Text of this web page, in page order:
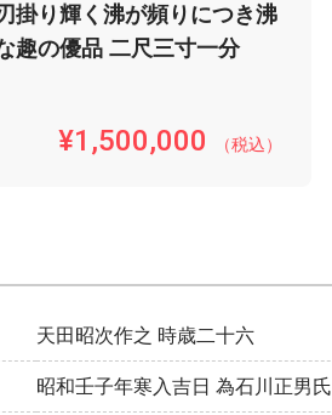
掛り輝く沸が頻りにつき沸
趣の優品 二尺三寸一分
¥1,500,000 （税込）
天田昭次作之 時歳二十六
昭和壬子年寒入吉日 為石川正男氏